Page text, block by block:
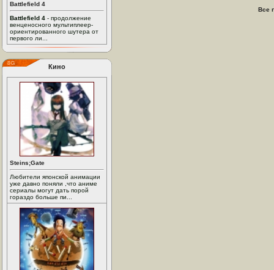
Battlefield 4
Battlefield 4 - продолжение
венценосного мультиплеер-
ориентированного шутера от
первого ли...
Кино
Steins;Gate
Любители японской анимации
уже давно поняли ,что аниме
сериалы могут дать порой
гораздо больше пи...
Все